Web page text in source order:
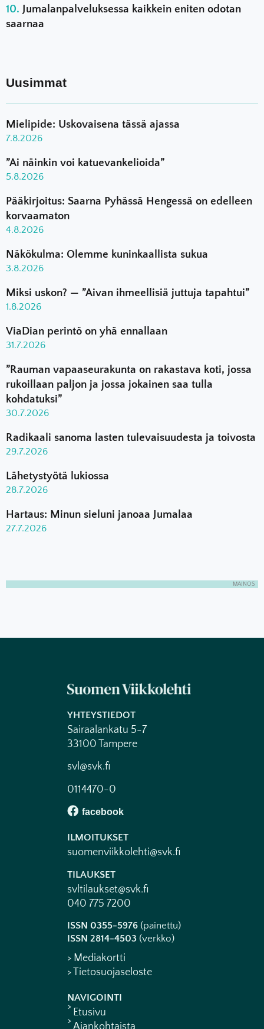
Jumalanpalveluksessa kaikkein eniten odotan
saarnaa
Uusimmat
Mielipide: Uskovaisena tässä ajassa
7.8.2026
”Ai näinkin voi katuevankelioida”
5.8.2026
Pääkirjoitus: Saarna Pyhässä Hengessä on edelleen
korvaamaton
4.8.2026
Näkökulma: Olemme kuninkaallista sukua
3.8.2026
Miksi uskon? — ”Aivan ihmeellisiä juttuja tapahtui”
1.8.2026
ViaDian perintö on yhä ennallaan
31.7.2026
”Rauman vapaaseurakunta on rakastava koti, jossa
rukoillaan paljon ja jossa jokainen saa tulla
kohdatuksi”
30.7.2026
Radikaali sanoma lasten tulevaisuudesta ja toivosta
29.7.2026
Lähetystyötä lukiossa
28.7.2026
Hartaus: Minun sieluni janoaa Jumalaa
27.7.2026
MAINOS
YHTEYSTIEDOT
Sairaalankatu 5-7
33100 Tampere
svl@svk.fi
0114470-0
ILMOITUKSET
suomenviikkolehti@svk.fi
TILAUKSET
svltilaukset@svk.fi
040 775 7200
ISSN 0355-5976 (painettu)
ISSN 2814-4503 (verkko)
> Mediakortti
> Tietosuojaseloste
NAVIGOINTI
Etusivu
Ajankohtaista